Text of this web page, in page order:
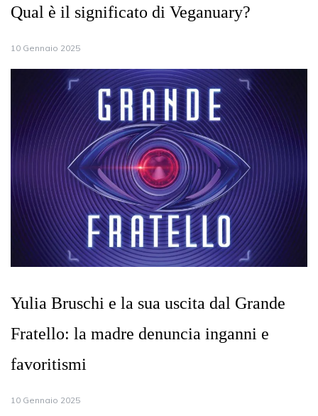
Qual è il significato di Veganuary?
10 Gennaio 2025
Yulia Bruschi e la sua uscita dal Grande
Fratello: la madre denuncia inganni e
favoritismi
10 Gennaio 2025